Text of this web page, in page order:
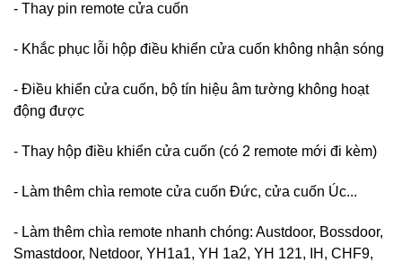
- Thay pin remote cửa cuốn
- Khắc phục lỗi hộp điều khiển cửa cuốn không nhận sóng
- Điều khiển cửa cuốn, bộ tín hiệu âm tường không hoạt
động được
- Thay hộp điều khiển cửa cuốn (có 2 remote mới đi kèm)
- Làm thêm chìa remote cửa cuốn Đức, cửa cuốn Úc...
- Làm thêm chìa remote nhanh chóng: Austdoor, Bossdoor,
Smastdoor, Netdoor, YH1a1, YH 1a2, YH 121, IH, CHF9,